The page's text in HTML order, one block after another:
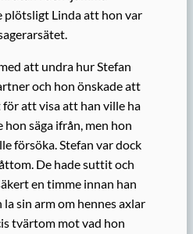
plötsligt Linda att hon var
att undra hur Stefan
och hon önskade att
att visa att han ville ha
säga ifrån, men hon
försöka. Stefan var dock
De hade suttit och
en timme innan han
sin arm om hennes axlar
tvärtom mot vad hon